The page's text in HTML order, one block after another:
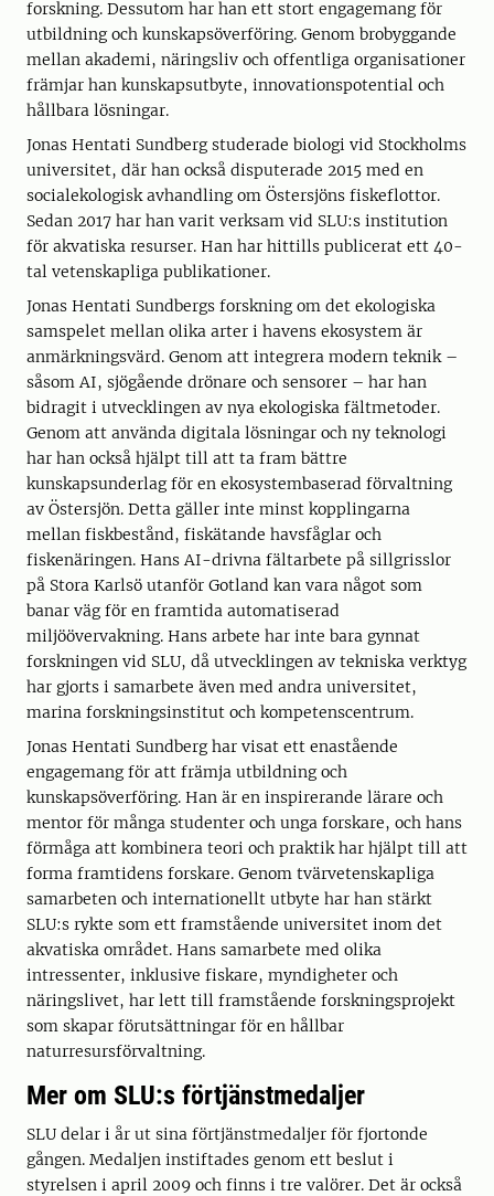
forskning. Dessutom har han ett stort engagemang för
utbildning och kunskapsöverföring. Genom brobyggande
mellan akademi, näringsliv och offentliga organisationer
främjar han kunskapsutbyte, innovationspotential och
hållbara lösningar.
Jonas Hentati Sundberg studerade biologi vid Stockholms
universitet, där han också disputerade 2015 med en
socialekologisk avhandling om Östersjöns fiskeflottor.
Sedan 2017 har han varit verksam vid SLU:s institution
för akvatiska resurser. Han har hittills publicerat ett 40-
tal vetenskapliga publikationer.
Jonas Hentati Sundbergs forskning om det ekologiska
samspelet mellan olika arter i havens ekosystem är
anmärkningsvärd. Genom att integrera modern teknik –
såsom AI, sjögående drönare och sensorer – har han
bidragit i utvecklingen av nya ekologiska fältmetoder.
Genom att använda digitala lösningar och ny teknologi
har han också hjälpt till att ta fram bättre
kunskapsunderlag för en ekosystembaserad förvaltning
av Östersjön. Detta gäller inte minst kopplingarna
mellan fiskbestånd, fiskätande havsfåglar och
fiskenäringen. Hans AI-drivna fältarbete på sillgrisslor
på Stora Karlsö utanför Gotland kan vara något som
banar väg för en framtida automatiserad
miljöövervakning. Hans arbete har inte bara gynnat
forskningen vid SLU, då utvecklingen av tekniska verktyg
har gjorts i samarbete även med andra universitet,
marina forskningsinstitut och kompetenscentrum.
Jonas Hentati Sundberg har visat ett enastående
engagemang för att främja utbildning och
kunskapsöverföring. Han är en inspirerande lärare och
mentor för många studenter och unga forskare, och hans
förmåga att kombinera teori och praktik har hjälpt till att
forma framtidens forskare. Genom tvärvetenskapliga
samarbeten och internationellt utbyte har han stärkt
SLU:s rykte som ett framstående universitet inom det
akvatiska området. Hans samarbete med olika
intressenter, inklusive fiskare, myndigheter och
näringslivet, har lett till framstående forskningsprojekt
som skapar förutsättningar för en hållbar
naturresursförvaltning.
Mer om SLU:s förtjänstmedaljer
SLU delar i år ut sina förtjänstmedaljer för fjortonde
gången. Medaljen instiftades genom ett beslut i
styrelsen i april 2009 och finns i tre valörer. Det är också